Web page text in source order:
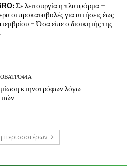
Σε λειτουργία η πλατφόρμα –
οι προκαταβολές για αιτήσεις έως
– Όσα είπε ο διοικητής της
κτηνοτρόφων λόγω